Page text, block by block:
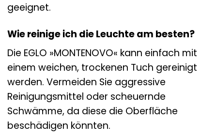
geeignet.
Wie reinige ich die Leuchte am besten?
Die EGLO »MONTENOVO« kann einfach mit
einem weichen, trockenen Tuch gereinigt
werden. Vermeiden Sie aggressive
Reinigungsmittel oder scheuernde
Schwämme, da diese die Oberfläche
beschädigen könnten.